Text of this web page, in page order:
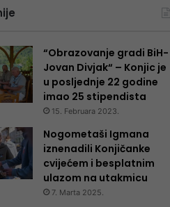
“Obrazovanje gradi BiH-
Jovan Divjak“ – Konjic je
u posljednje 22 godine
imao 25 ​​stipendista
15. Februara 2023.
Nogometaši Igmana
iznenadili Konjičanke
cvijećem i besplatnim
ulazom na utakmicu
7. Marta 2025.